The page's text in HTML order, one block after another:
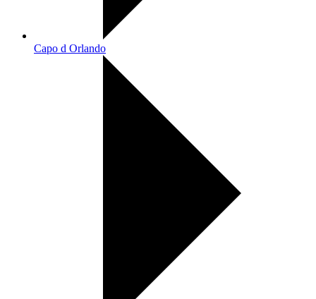
Capo d Orlando